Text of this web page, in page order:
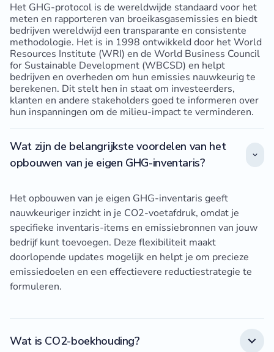
Het GHG-protocol is de wereldwijde standaard voor het
meten en rapporteren van broeikasgasemissies en biedt
bedrijven wereldwijd een transparante en consistente
methodologie. Het is in 1998 ontwikkeld door het World
Resources Institute (WRI) en de World Business Council
for Sustainable Development (WBCSD) en helpt
bedrijven en overheden om hun emissies nauwkeurig te
berekenen. Dit stelt hen in staat om investeerders,
klanten en andere stakeholders goed te informeren over
hun inspanningen om de milieu-impact te verminderen.
Wat zijn de belangrijkste voordelen van het
opbouwen van je eigen GHG-inventaris?
Het opbouwen van je eigen GHG-inventaris geeft
nauwkeuriger inzicht in je CO2-voetafdruk, omdat je
specifieke inventaris-items en emissiebronnen van jouw
bedrijf kunt toevoegen. Deze flexibiliteit maakt
doorlopende updates mogelijk en helpt je om precieze
emissiedoelen en een effectievere reductiestrategie te
formuleren.
Wat is CO2-boekhouding?